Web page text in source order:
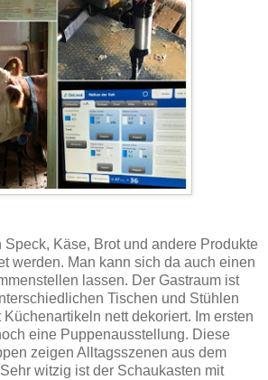
Speck, Käse, Brot und andere Produkte
werden. Man kann sich da auch einen
lassen. Der Gastraum ist
Tischen und Stühlen
nett dekoriert. Im ersten
eine Puppenausstellung. Diese
zeigen Alltagsszenen aus dem
witzig ist der Schaukasten mit